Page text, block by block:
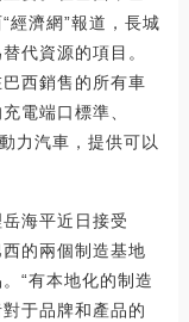
經濟網”報道，長城
代資源的項目。
西銷售的所有車
電端口標準、
力汽車，提供可以
海平近日接受
的兩個制造基地
“有本地化的制造
于品牌和產品的